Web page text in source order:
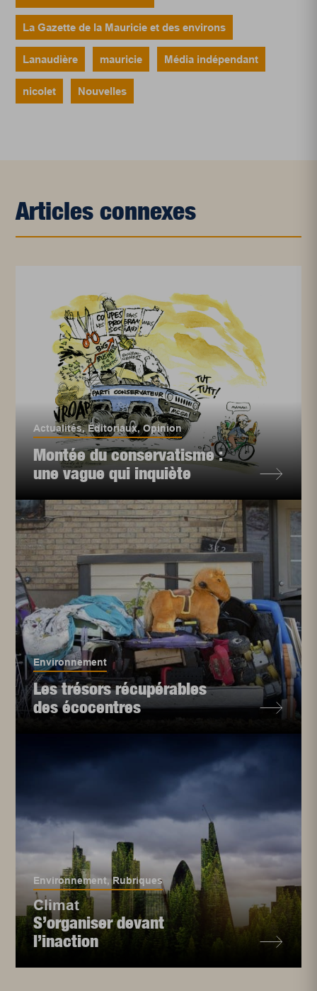
La Gazette de la Mauricie et des environs
Lanaudière mauricie Média indépendant
nicolet Nouvelles
Articles connexes
Actualités,Éditoriaux,Opinion
Montée du conservatisme :
une vague qui inquiète
Environnement
Les trésors récupérables
des écocentres
Environnement,Rubriques
Climat
S’organiser devant
l’inaction